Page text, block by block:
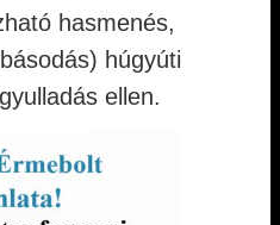
hasmenés,
húgyúti
ellen.